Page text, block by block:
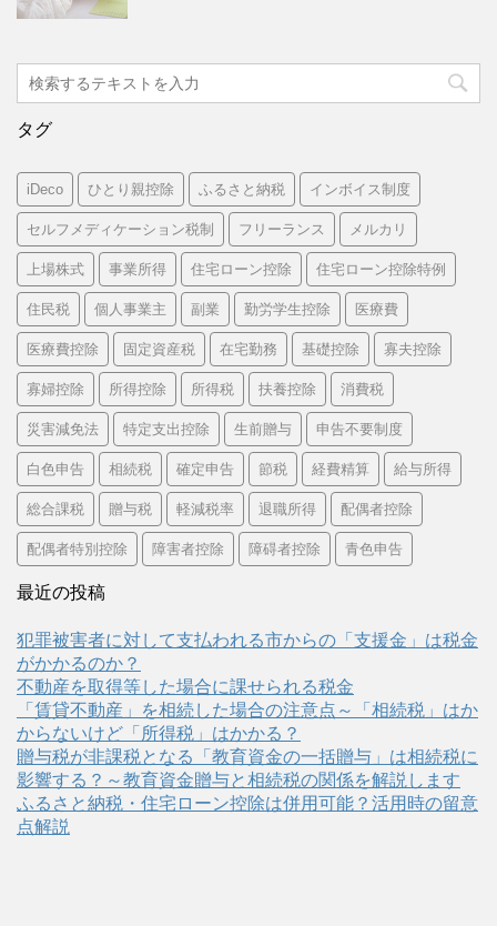
タグ
iDeco ひとり親控除 ふるさと納税 インボイス制度
セルフメディケーション税制 フリーランス メルカリ
上場株式 事業所得 住宅ローン控除 住宅ローン控除特例
住民税 個人事業主 副業 勤労学生控除 医療費
医療費控除 固定資産税 在宅勤務 基礎控除 寡夫控除
寡婦控除 所得控除 所得税 扶養控除 消費税
災害減免法 特定支出控除 生前贈与 申告不要制度
白色申告 相続税 確定申告 節税 経費精算 給与所得
総合課税 贈与税 軽減税率 退職所得 配偶者控除
配偶者特別控除 障害者控除 障碍者控除 青色申告
最近の投稿
犯罪被害者に対して支払われる市からの「支援金」は税金
がかかるのか？
不動産を取得等した場合に課せられる税金
「賃貸不動産」を相続した場合の注意点～「相続税」はか
からないけど「所得税」はかかる？
贈与税が非課税となる「教育資金の一括贈与」は相続税に
影響する？～教育資金贈与と相続税の関係を解説します
ふるさと納税・住宅ローン控除は併用可能？活用時の留意
点解説